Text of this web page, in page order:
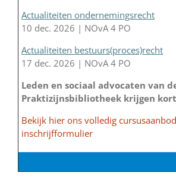
Actualiteiten ondernemingsrecht
10 dec. 2026 | NOvA 4 PO
Actualiteiten bestuurs(proces)recht
17 dec. 2026 | NOvA 4 PO
Leden en sociaal advocaten van
Praktizijnsbibliotheek krijgen
Bekijk hier ons volledig
inschrijfformulier